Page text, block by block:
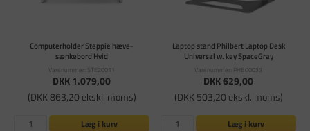
Computerholder Steppie hæve-
sænkebord Hvid
Varenummer: STE20011
DKK 1.079,00
(DKK 863,20 ekskl. moms)
Læg i kurv
Laptop stand Philbert Laptop Desk
Universal w. key SpaceGray
Varenummer: PHB00033
DKK 629,00
(DKK 503,20 ekskl. moms)
Læg i kurv